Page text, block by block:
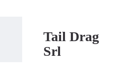
Tail Drag
Srl